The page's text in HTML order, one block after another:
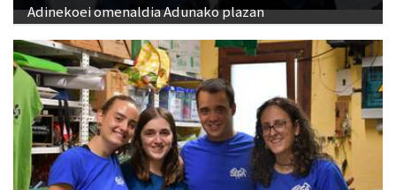
Adinekoei omenaldia Adunako plazan